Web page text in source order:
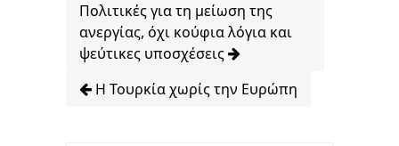
Πολιτικές για τη μείωση της
ανεργίας, όχι κούφια λόγια και
ψεύτικες υποσχέσεις
Η Τουρκία χωρίς την Ευρώπη